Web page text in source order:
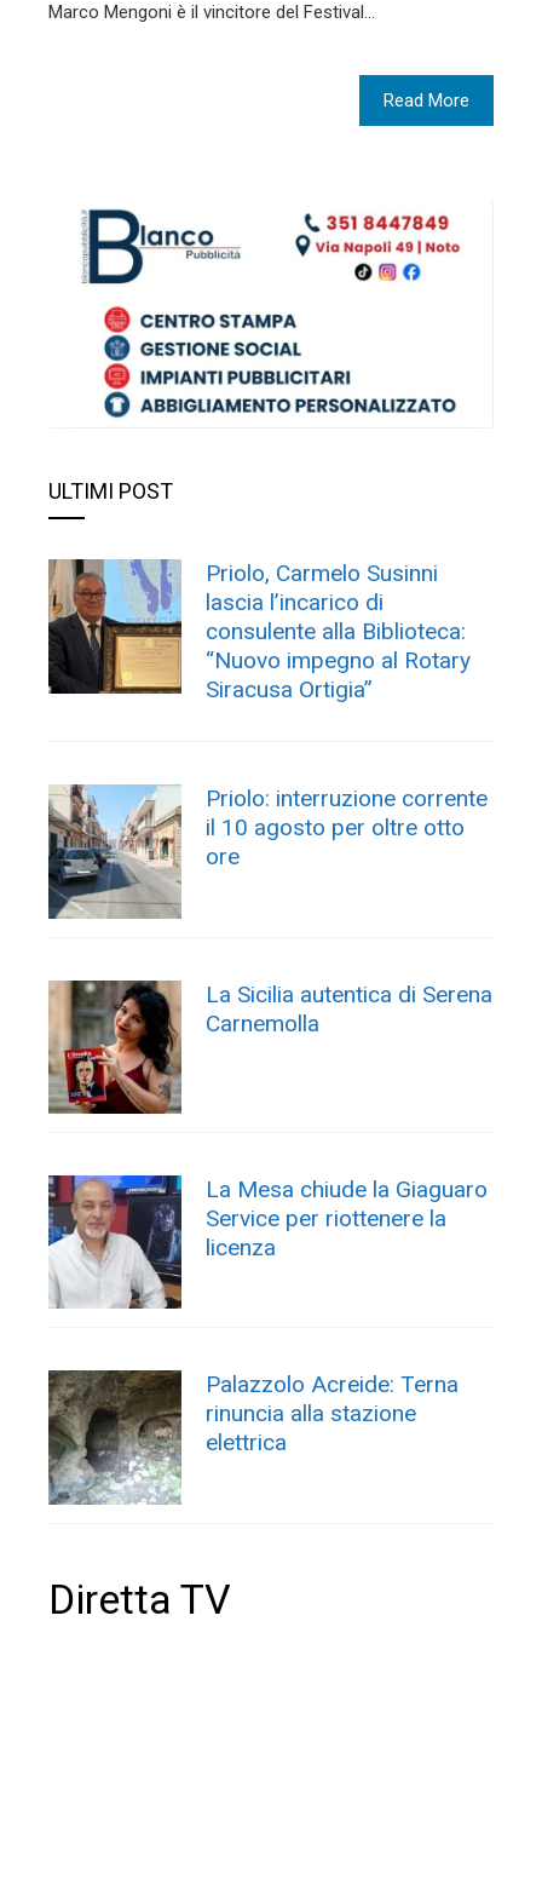
Marco Mengoni è il vincitore del Festival…
Read More
ULTIMI POST
Priolo, Carmelo Susinni
lascia l’incarico di
consulente alla Biblioteca:
“Nuovo impegno al Rotary
Siracusa Ortigia”
Priolo: interruzione corrente
il 10 agosto per oltre otto
ore
La Sicilia autentica di Serena
Carnemolla
La Mesa chiude la Giaguaro
Service per riottenere la
licenza
Palazzolo Acreide: Terna
rinuncia alla stazione
elettrica
Diretta TV